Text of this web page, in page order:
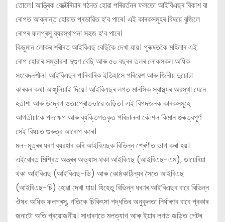
তোলে। আন্ত্ৰিক বেক্টেৰিয়াৰ গঠনত হোৱা পৰিৱৰ্তনৰ ফলতো আইবিএছৰ বিকাশ বা
ৰোগত আক্ৰান্ত হোৱাত প্ৰভাৱিত হ’ব পাৰে। এই কাৰকসমূহৰ বিষয়ে বুজিলে
ৰোগৰ ফলপ্ৰসূ ব্যৱস্থাপনা সহজ হ’ব পাৰে।
কিছুমান লোকৰ শৰীৰত আইবিএছ বেছিকৈ দেখা যায়। পুৰুষতকৈ মহিলাৰ এই
ৰোগ হোৱাৰ সম্ভাৱনা দুগুণ বেছি আৰু ৫০ বছৰৰ তলৰ লোকসকল অধিক
সংবেদনশীল। আইবিএছৰ পাৰিবাৰিক ইতিহাসে পৰিৱেশ আৰু জিনীয় দুয়োটা
কাৰকৰ কথা আঙুলিয়াই দিয়ে। আইবিএছৰ লগত মানসিক স্বাস্থ্যৰ অৱস্থা যেনে
হতাশা আৰু উদ্বেগ ওতঃপ্ৰোতভাৱে জড়িত। এই বিপদজনক কাৰকসমূহে
আগতীয়াকৈ পদক্ষেপ আৰু ব্যক্তিগতকৃত পৰিচালনা কৌশল কিমান গুৰুত্বপূৰ্ণ
সেই বিষয়ত গুৰুত্ব আৰোপ কৰে।
মল-মূত্ৰৰ ধৰণ ব্যৱহাৰ কৰি আইবিএছক বিভিন্ন শ্ৰেণীত ভাগ কৰা হয়।
এইবোৰত মিশ্ৰিত অন্ত্ৰৰ অভ্যাস থকা আইবিএছ (আইবিএছ-এম), ডায়েৰিয়া
থকা আইবিএছ (আইবিএছ-ডি) আৰু কোষ্ঠকাঠিন্যৰ সৈতে আইবিএছ
(আইবিএছ-চি) হোৱা দেখা যায়। যিহেতু বিভিন্ন ধৰণৰ আইবিএছৰ বাবে বিভিন্ন
ঔষধ অধিক ফলপ্ৰসূ, গতিকে চিকিৎসা পদ্ধতিৰ অনুকূলতা নিৰ্ধাৰণৰ বাবে প্ৰকাৰ
জনাটো অতি প্ৰয়োজনীয়। সাধাৰণতে মলত্যাগ আৰু ইয়াৰ লগত জড়িত পেটৰ